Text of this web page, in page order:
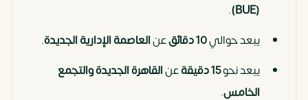
(BUE)
.
يبعد حوالي10 دقائق عنالعاصمة الإدارية الجديدة.
يبعد نحو15 دقيقة عنالقاهرة الجديدة والتجمع
الخامس.